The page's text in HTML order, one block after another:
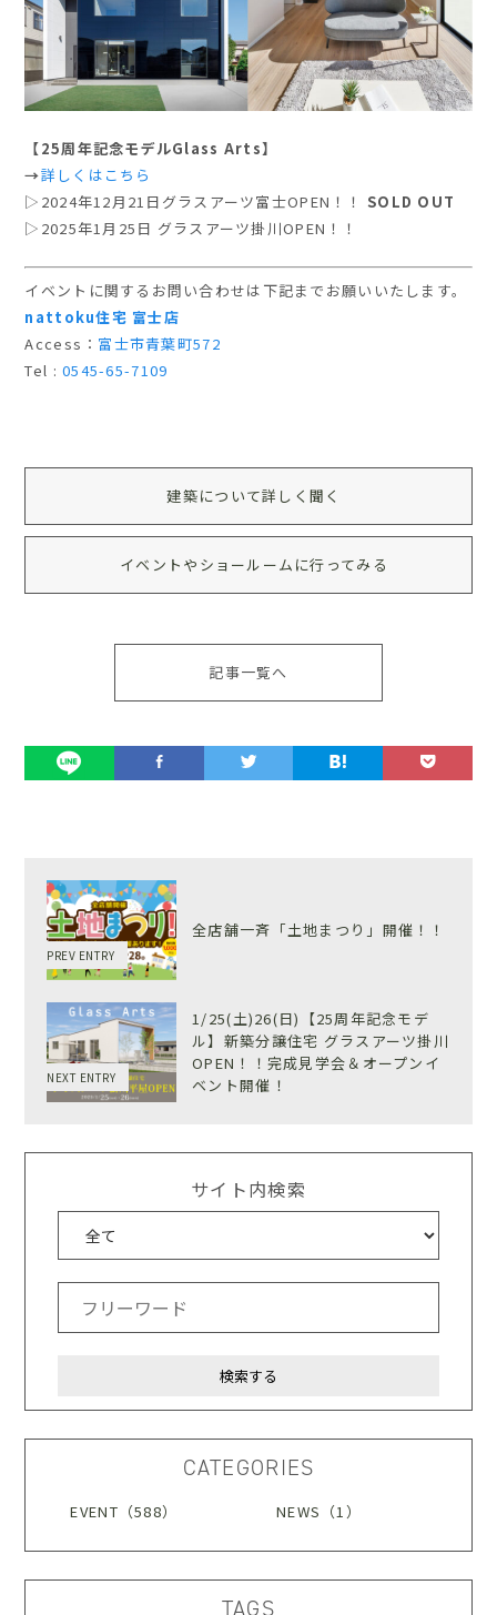
【25周年記念モデルGlass Arts】
→詳しくはこちら
▷ 2024年12月21日グラスアーツ富士OPEN！！ SOLD OUT
▷2025年1月25日 グラスアーツ掛川OPEN！！
イベントに関するお問い合わせは下記までお願いいたします。
nattoku住宅 富士店
Access： 富士市青葉町572
Tel :0545-65-7109
建築について詳しく聞く
イベントやショールームに行ってみる
記事一覧へ
PREV ENTRY
全店舗一斉「土地まつり」開催！！
NEXT ENTRY
1/25(土)26(日)【25周年記念モデ
ル】新築分譲住宅 グラスアーツ掛川
OPEN！！完成見学会＆オープンイ
ベント開催！
サイト内検索
CATEGORIES
EVENT（588） NEWS（1）
TAGS